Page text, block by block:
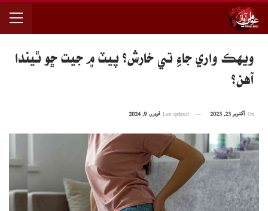
ويهڪ واري جاءِ تي خارش؟ پيٽ ۾ جيت ڇو ٿيندا
آهن؟
اکتوبر 23, 2023 فروری 9, 2024